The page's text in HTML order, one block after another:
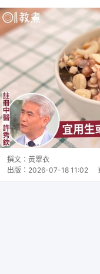
撰文： 黃翠衣
出版： 2026-07-18 11:02